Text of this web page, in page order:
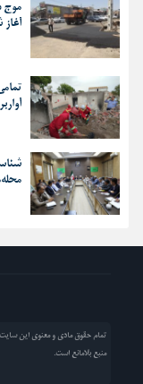
موج
تمام حقوق مادی و معنوی این سایت
منبع بلامانع است.